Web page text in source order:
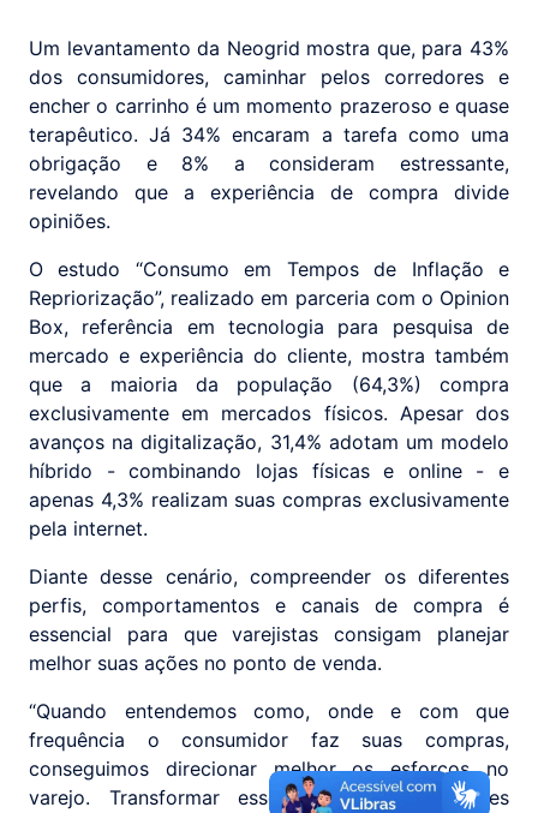
Um levantamento da Neogrid mostra que, para 43%
dos consumidores, caminhar pelos corredores e
encher o carrinho é um momento prazeroso e quase
terapêutico. Já 34% encaram a tarefa como uma
obrigação e 8% a consideram estressante,
revelando que a experiência de compra divide
opiniões.
O estudo “Consumo em Tempos de Inflação e
Repriorização”, realizado em parceria com o Opinion
Box, referência em tecnologia para pesquisa de
mercado e experiência do cliente, mostra também
que a maioria da população (64,3%) compra
exclusivamente em mercados físicos. Apesar dos
avanços na digitalização, 31,4% adotam um modelo
híbrido - combinando lojas físicas e online - e
apenas 4,3% realizam suas compras exclusivamente
pela internet.
Diante desse cenário, compreender os diferentes
perfis, comportamentos e canais de compra é
essencial para que varejistas consigam planejar
melhor suas ações no ponto de venda.
“Quando entendemos como, onde e com que
frequência o consumidor faz suas compras,
conseguimos direcionar melhor os esforços no
varejo. Transformar esses dados em decisões